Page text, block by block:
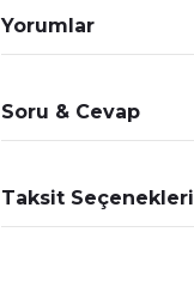
Yorumlar
Soru & Cevap
Taksit Seçenekleri